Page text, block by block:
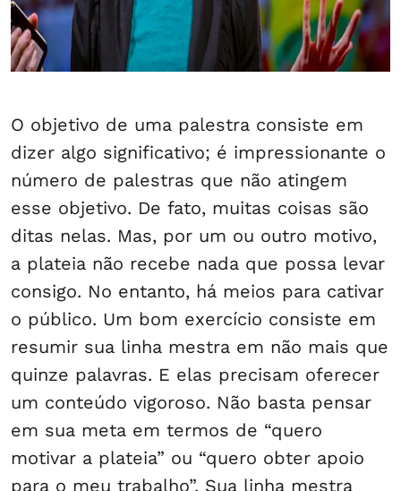
O objetivo de uma palestra consiste em
dizer algo significativo; é impressionante o
número de palestras que não atingem
esse objetivo. De fato, muitas coisas são
ditas nelas. Mas, por um ou outro motivo,
a plateia não recebe nada que possa levar
consigo. No entanto, há meios para cativar
o público. Um bom exercício consiste em
resumir sua linha mestra em não mais que
quinze palavras. E elas precisam oferecer
um conteúdo vigoroso. Não basta pensar
em sua meta em termos de “quero
motivar a plateia” ou “quero obter apoio
para o meu trabalho”. Sua linha mestra